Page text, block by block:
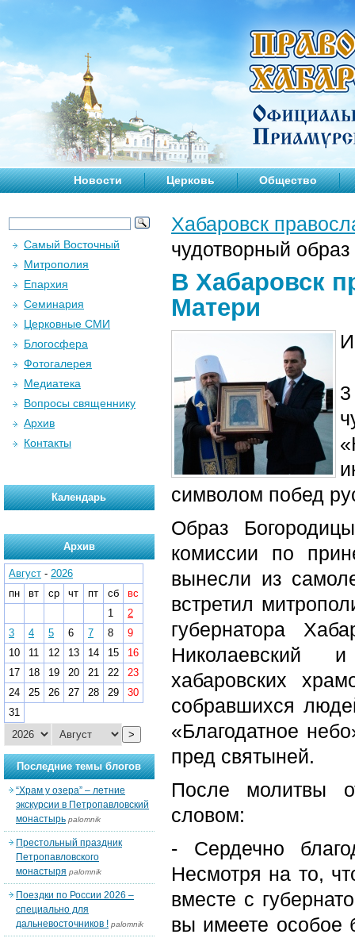
Новости Церковь Общество
Хабаровск
чудотворный
В Хабаровск
Матери
символом побед
Образ
комиссии по
вынесли из
встретил
губернатора
Николаевский
хабаровских
собравшихся
«Благодатное
пред святыней.
После молитвы
словом:
- Сердечно
Несмотря на то,
вместе с
вы имеете особое
Самый Восточный
Митрополия
Епархия
Семинария
Церковные СМИ
Блогосфера
Фотогалерея
Медиатека
Вопросы священнику
Архив
Контакты
Календарь
Архив
Август - 2026
пн
вт ср чт пт сб
вс
1
2
3
4 5 6 7 8
9
10
11 12 13 14 15
16
17
18 19 20 21 22
23
24
25 26 27 28 29
30
31
>
Последние темы блогов
“Храм у озера” – летние
экскурсии в Петропавловский
монастырь palomnik
Престольный праздник
Петропавловского
монастыря palomnik
Поездки по России 2026 –
специально для
дальневосточников ! palomnik